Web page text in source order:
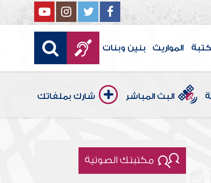
المواريث بنين وبنات
البث المباشر شارك بملفاتك
مكتبتك الصوتية